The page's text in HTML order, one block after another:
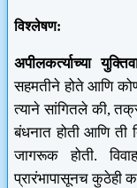
विश्लेषण:
अपीलकर्त्याच्या
सहमतीने होते आणि
त्याने सांगितले की,
बंधनात होती आणि ती
जागरूक होती.
प्रारंभापासूनच कुठेही